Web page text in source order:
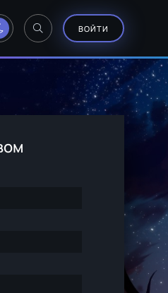
ВОЙТИ